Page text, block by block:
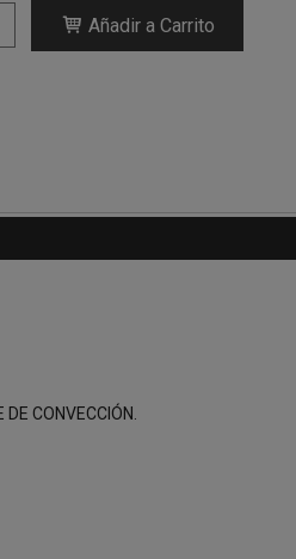
Añadir a Carrito
CONVECCIÓN.